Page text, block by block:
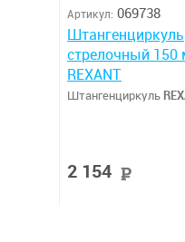
Артикул: 069738
Штангенциркуль
стрелочный 150
REXANT
Штангенциркуль
2 154